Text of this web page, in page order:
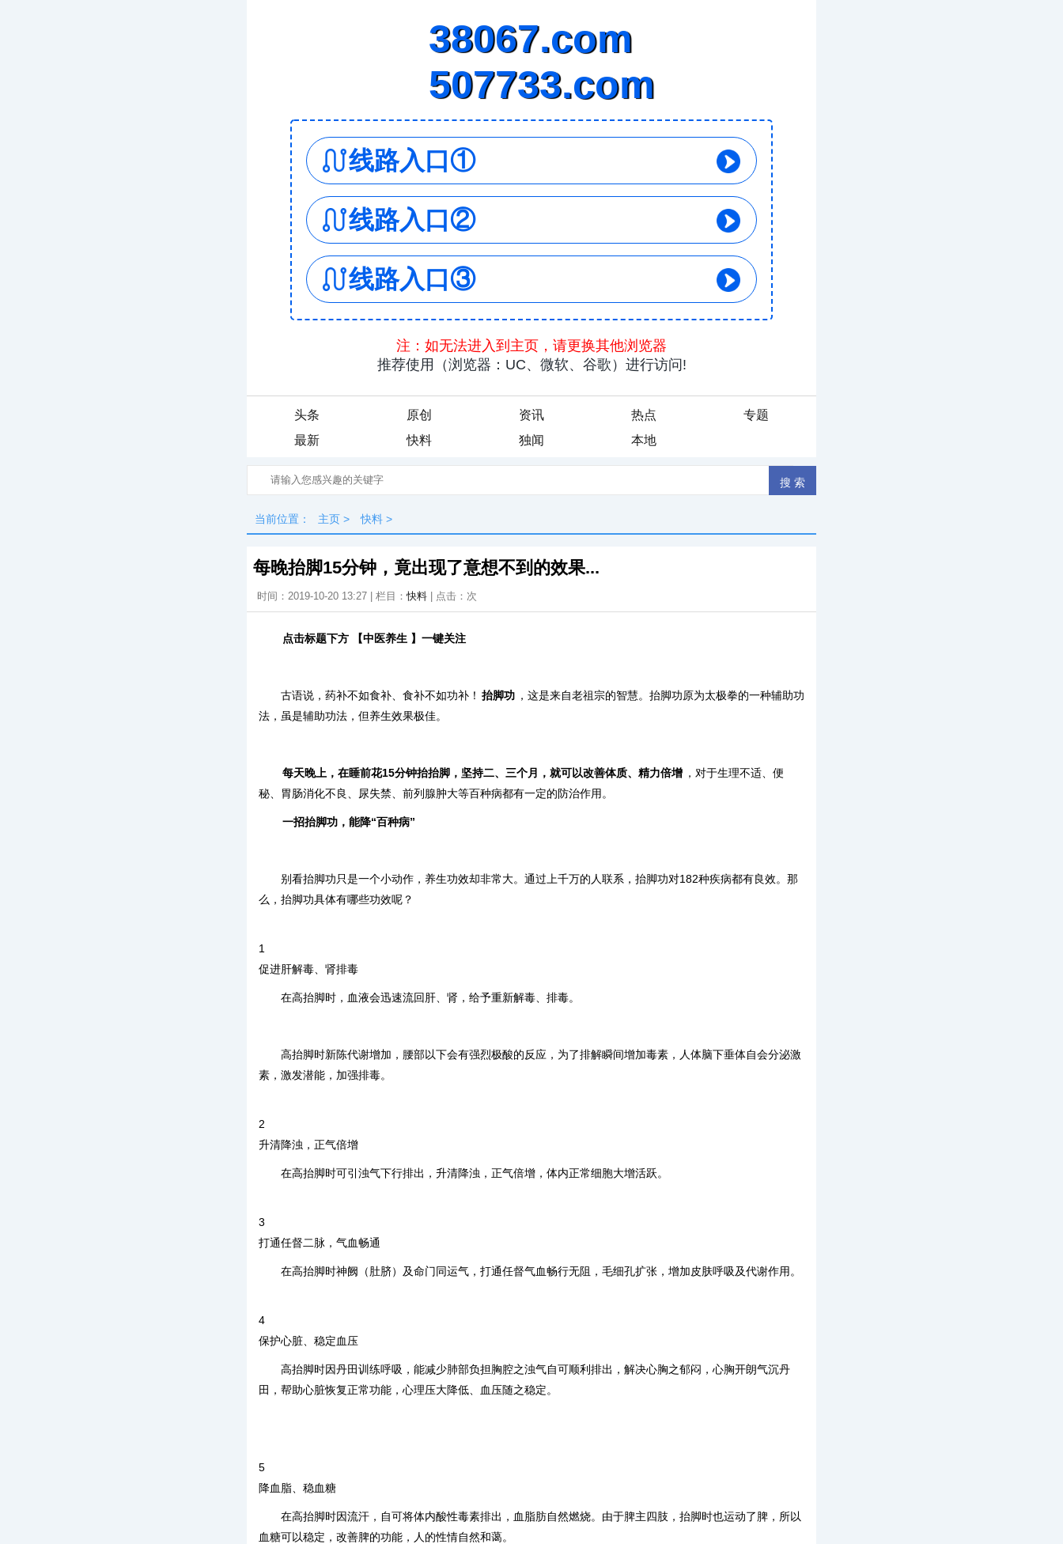
头条 原创 资讯 热点
专题
最新
快料 独闻 本地
当前位置： 主页 > 快料 >
每晚抬脚15分钟，竟出现了意想不到的效果...
时间：2019-10-20 13:27 | 栏目：快料 | 点击： 次
点击标题下方 【中医养生 】一键关注
古语说，药补不如食补、食补不如功补！ 抬脚功 ，这是来自老祖宗的智慧。抬脚功原为太极拳的一种辅助功
法，虽是辅助功法，但养生效果极佳。
每天晚上，在睡前花15分钟抬抬脚，坚持二、三个月，就可以改善体质、精力倍增 ，对于生理不适、便
秘、胃肠消化不良、尿失禁、前列腺肿大等百种病都有一定的防治作用。
一招抬脚功，能降“百种病”
别看抬脚功只是一个小动作，养生功效却非常大。通过上千万的人联系，抬脚功对182种疾病都有良效。那
么，抬脚功具体有哪些功效呢？
1
促进肝解毒、肾排毒
在高抬脚时，血液会迅速流回肝、肾，给予重新解毒、排毒。
高抬脚时新陈代谢增加，腰部以下会有强烈极酸的反应，为了排解瞬间增加毒素，人体脑下垂体自会分泌激
素，激发潜能，加强排毒。
2
升清降浊，正气倍增
在高抬脚时可引浊气下行排出，升清降浊，正气倍增，体内正常细胞大增活跃。
3
打通任督二脉，气血畅通
在高抬脚时神阙（肚脐）及命门同运气，打通任督气血畅行无阻，毛细孔扩张，增加皮肤呼吸及代谢作用。
4
保护心脏、稳定血压
高抬脚时因丹田训练呼吸，能减少肺部负担胸腔之浊气自可顺利排出，解决心胸之郁闷，心胸开朗气沉丹
田，帮助心脏恢复正常功能，心理压大降低、血压随之稳定。
5
降血脂、稳血糖
在高抬脚时因流汗，自可将体内酸性毒素排出，血脂肪自然燃烧。由于脾主四肢，抬脚时也运动了脾，所以
血糖可以稳定，改善脾的功能，人的性情自然和蔼。